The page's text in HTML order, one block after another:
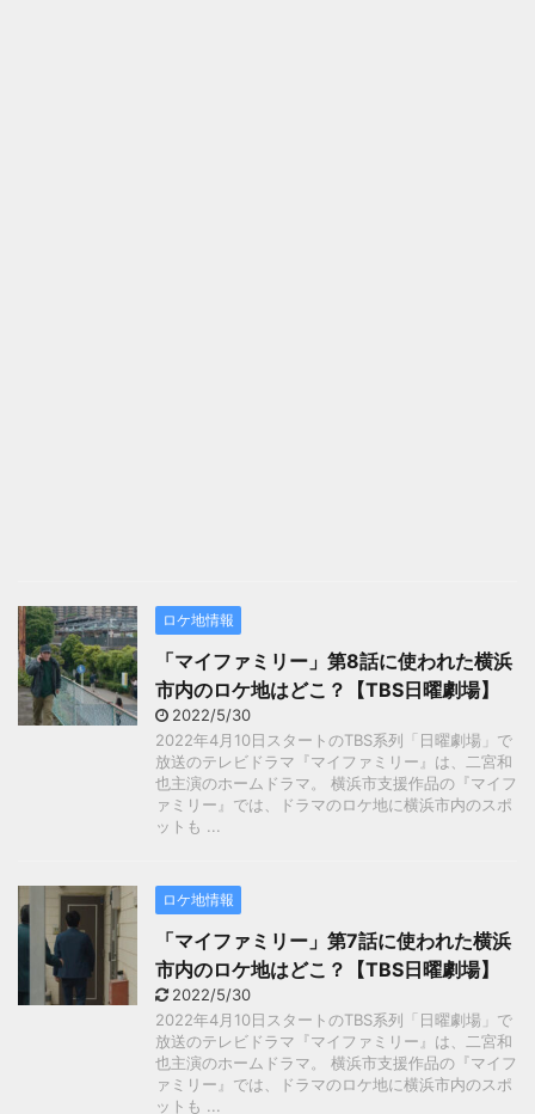
ロケ地情報
「マイファミリー」第8話に使われた横浜
市内のロケ地はどこ？【TBS日曜劇場】
2022/5/30
2022年4月10日スタートのTBS系列「日曜劇場」で
放送のテレビドラマ『マイファミリー』は、二宮和
也主演のホームドラマ。 横浜市支援作品の『マイフ
ァミリー』では、ドラマのロケ地に横浜市内のスポ
ットも ...
ロケ地情報
「マイファミリー」第7話に使われた横浜
市内のロケ地はどこ？【TBS日曜劇場】
2022/5/30
2022年4月10日スタートのTBS系列「日曜劇場」で
放送のテレビドラマ『マイファミリー』は、二宮和
也主演のホームドラマ。 横浜市支援作品の『マイフ
ァミリー』では、ドラマのロケ地に横浜市内のスポ
ットも ...